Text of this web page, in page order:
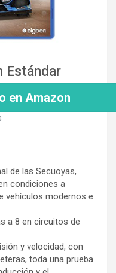
Estándar
en Amazon
de las Secuoyas,
condiciones a
vehículos modernos e
a 8 en circuitos de
y velocidad, con
toda una prueba